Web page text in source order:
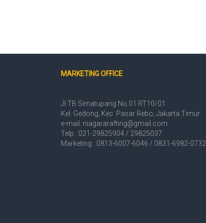
MARKETING OFFICE
Jl TB Simatupang No.01 RT10/01
Kel. Gedong, Kec. Pasar Rebo, Jakarta Timur
e-mail: niagararafting@gmail.com
Telp : 021-29825904 / 29825037
Marketing : 0813-6007-6046 / 0831-6982-0732